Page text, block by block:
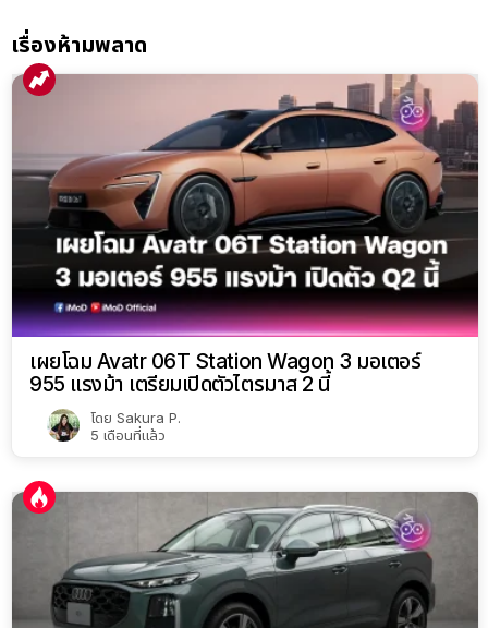
เรื่องห้ามพลาด
เผยโฉม Avatr 06T Station Wagon 3 มอเตอร์
955 แรงม้า เตรียมเปิดตัวไตรมาส 2 นี้
โดย Sakura P.
5 เดือนที่แล้ว